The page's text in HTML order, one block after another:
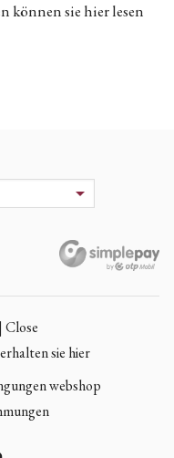
können sie hier lesen
Close
sie hier
webshop